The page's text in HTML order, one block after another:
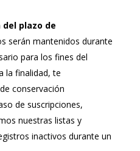
plazo de
serán mantenidos durante
para los fines del
la finalidad, te
conservación
de suscripciones,
nuestras listas y
inactivos durante un